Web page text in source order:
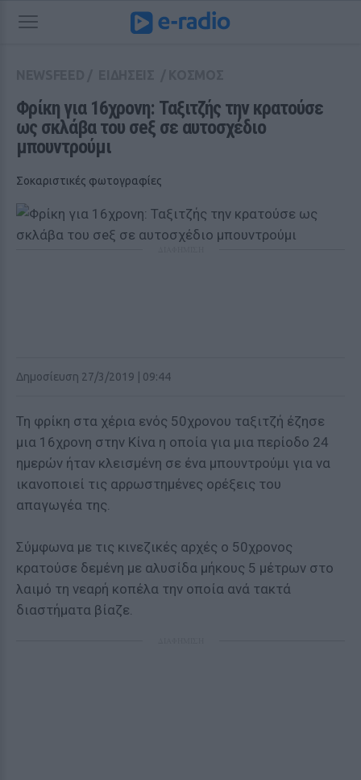
Φρίκη για 16χρονη: Ταξιτζής την κρατούσε
ως σκλάβα του σeξ σε αυτοσχέδιο
μπουντρούμι
Σοκαριστικές φωτογραφίες
Δημοσίευση 27/3/2019 | 09:44
Τη φρίκη στα χέρια ενός 50χρονου ταξιτζή έζησε
μια 16χρονη στην Κίνα η οποία για μια περίοδο 24
ημερών ήταν κλεισμένη σε ένα μπουντρούμι για να
ικανοποιεί τις αρρωστημένες ορέξεις του
απαγωγέα της.
Σύμφωνα με τις κινεζικές αρχές ο 50χρονος
κρατούσε δεμένη με αλυσίδα μήκους 5 μέτρων στο
λαιμό τη νεαρή κοπέλα την οποία ανά τακτά
διαστήματα βίαζε.